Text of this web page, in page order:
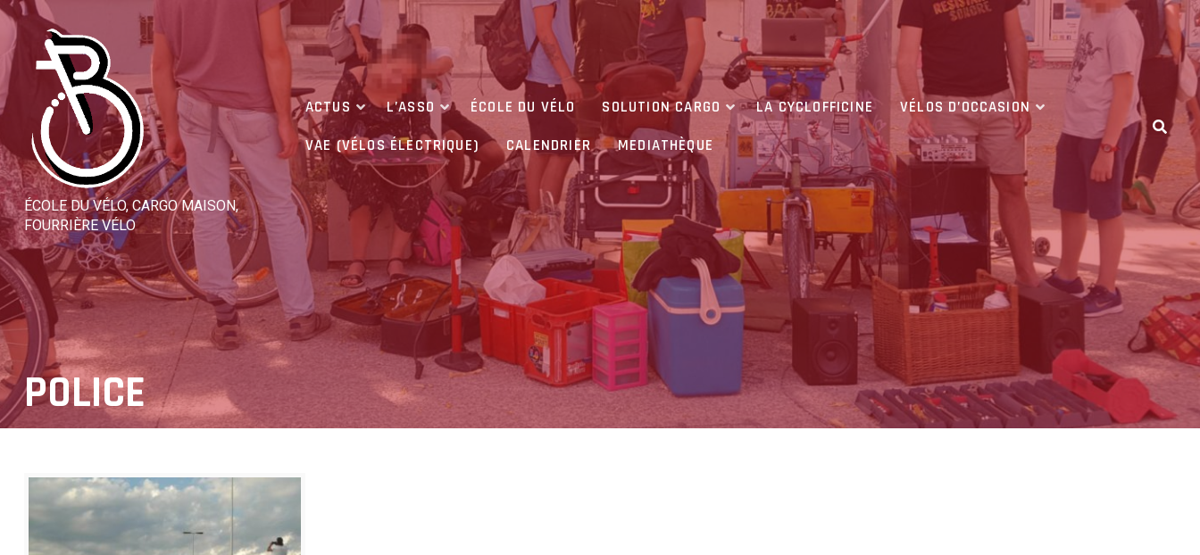
Skip
content
ÉCOLE DU VÉLO, CARGO MAISON,
FOURRIÈRE VÉLO
ACTUS L’ASSO ÉCOLE DU VÉLO SOLUTION CARGO LA CYCLOFFICINE
VÉLOS D’OCCASION
VAE (VÉLOS ÉLECTRIQUE)
CALENDRIER MEDIATHÈQUE
POLICE